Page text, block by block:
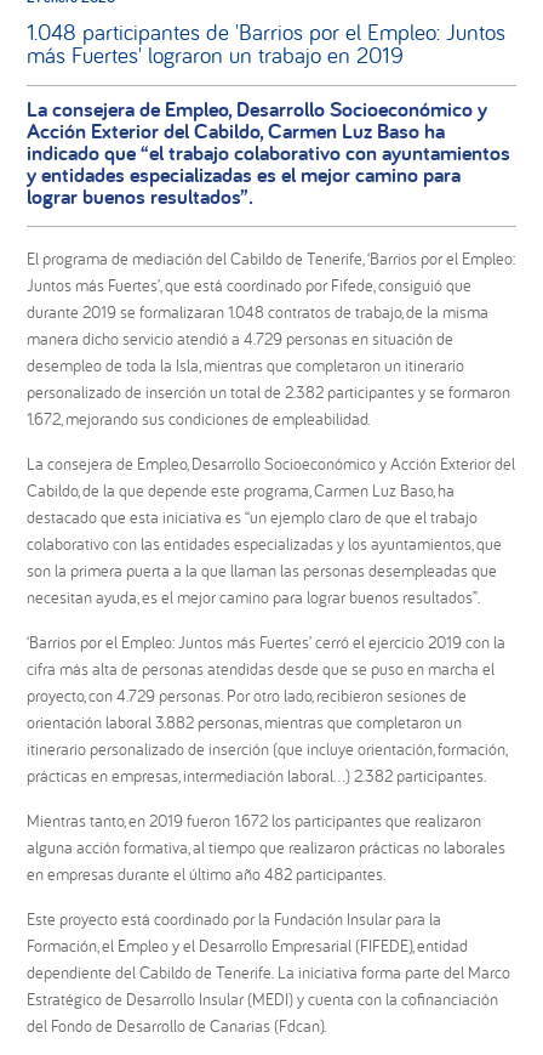
1.048 participantes de 'Barrios por el Empleo: Juntos
más Fuertes' lograron un trabajo en 2019
La consejera de Empleo, Desarrollo Socioeconómico y
Acción Exterior del Cabildo, Carmen Luz Baso ha
indicado que “el trabajo colaborativo con ayuntamientos
y entidades especializadas es el mejor camino para
lograr buenos resultados”.
El programa de mediación del Cabildo de Tenerife, ‘Barrios por el Empleo:
Juntos más Fuertes’, que está coordinado por Fifede, consiguió que
durante 2019 se formalizaran 1.048 contratos de trabajo, de la misma
manera dicho servicio atendió a 4.729 personas en situación de
desempleo de toda la Isla, mientras que completaron un itinerario
personalizado de inserción un total de 2.382 participantes y se formaron
1.672, mejorando sus condiciones de empleabilidad.
La consejera de Empleo, Desarrollo Socioeconómico y Acción Exterior del
Cabildo, de la que depende este programa, Carmen Luz Baso, ha
destacado que esta iniciativa es “un ejemplo claro de que el trabajo
colaborativo con las entidades especializadas y los ayuntamientos, que
son la primera puerta a la que llaman las personas desempleadas que
necesitan ayuda, es el mejor camino para lograr buenos resultados”.
‘Barrios por el Empleo: Juntos más Fuertes’ cerró el ejercicio 2019 con la
cifra más alta de personas atendidas desde que se puso en marcha el
proyecto, con 4.729 personas. Por otro lado, recibieron sesiones de
orientación laboral 3.882 personas, mientras que completaron un
itinerario personalizado de inserción (que incluye orientación, formación,
prácticas en empresas, intermediación laboral…) 2.382 participantes.
Mientras tanto, en 2019 fueron 1.672 los participantes que realizaron
alguna acción formativa, al tiempo que realizaron prácticas no laborales
en empresas durante el último año 482 participantes.
Este proyecto está coordinado por la Fundación Insular para la
Formación, el Empleo y el Desarrollo Empresarial (FIFEDE), entidad
dependiente del Cabildo de Tenerife. La iniciativa forma parte del Marco
Estratégico de Desarrollo Insular (MEDI) y cuenta con la cofinanciación
del Fondo de Desarrollo de Canarias (Fdcan).